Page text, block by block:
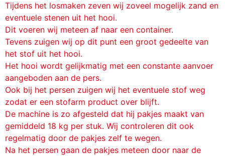
Tijdens het losmaken zeven wij zoveel mogelijk zand en
eventuele stenen uit het hooi.
Dit voeren wij meteen af naar een container.
Tevens zuigen wij op dit punt een groot gedeelte van
het stof uit het hooi.
Het hooi wordt gelijkmatig met een constante aanvoer
aangeboden aan de pers.
Ook bij het persen zuigen wij het eventuele stof weg
zodat er een stofarm product over blijft.
De machine is zo afgesteld dat hij pakjes maakt van
gemiddeld 18 kg per stuk. Wij controleren dit ook
regelmatig door de pakjes zelf te wegen.
Na het persen gaan de pakjes meteen door naar de